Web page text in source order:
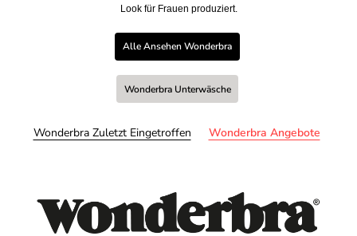
Look für Frauen produziert.
Alle Ansehen Wonderbra
Wonderbra Unterwäsche
Wonderbra Zuletzt Eingetroffen Wonderbra Angebote